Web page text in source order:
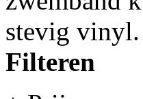
stevig vinyl.
Filteren